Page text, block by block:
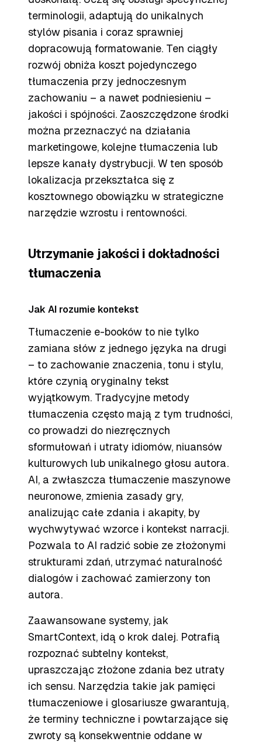
terminologii, adaptują do unikalnych
stylów pisania i coraz sprawniej
dopracowują formatowanie. Ten ciągły
rozwój obniża koszt pojedynczego
tłumaczenia przy jednoczesnym
zachowaniu – a nawet podniesieniu –
jakości i spójności. Zaoszczędzone środki
można przeznaczyć na działania
marketingowe, kolejne tłumaczenia lub
lepsze kanały dystrybucji. W ten sposób
lokalizacja przekształca się z
kosztownego obowiązku w strategiczne
narzędzie wzrostu i rentowności.
Utrzymanie jakości i dokładności
tłumaczenia
Jak AI rozumie kontekst
Tłumaczenie e-booków to nie tylko
zamiana słów z jednego języka na drugi
– to zachowanie znaczenia, tonu i stylu,
które czynią oryginalny tekst
wyjątkowym. Tradycyjne metody
tłumaczenia często mają z tym trudności,
co prowadzi do niezręcznych
sformułowań i utraty idiomów, niuansów
kulturowych lub unikalnego głosu autora.
AI, a zwłaszcza tłumaczenie maszynowe
neuronowe, zmienia zasady gry,
analizując całe zdania i akapity, by
wychwytywać wzorce i kontekst narracji.
Pozwala to AI radzić sobie ze złożonymi
strukturami zdań, utrzymać naturalność
dialogów i zachować zamierzony ton
autora.
Zaawansowane systemy, jak
SmartContext, idą o krok dalej. Potrafią
rozpoznać subtelny kontekst,
upraszczając złożone zdania bez utraty
ich sensu. Narzędzia takie jak pamięci
tłumaczeniowe i glosariusze gwarantują,
że terminy techniczne i powtarzające się
zwroty są konsekwentnie oddane w